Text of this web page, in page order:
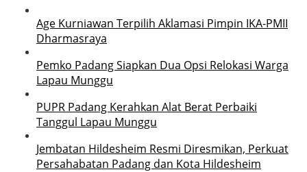
Age Kurniawan Terpilih Aklamasi Pimpin IKA-PMII
Dharmasraya
Pemko Padang Siapkan Dua Opsi Relokasi Warga
Lapau Munggu
PUPR Padang Kerahkan Alat Berat Perbaiki
Tanggul Lapau Munggu
Jembatan Hildesheim Resmi Diresmikan, Perkuat
Persahabatan Padang dan Kota Hildesheim